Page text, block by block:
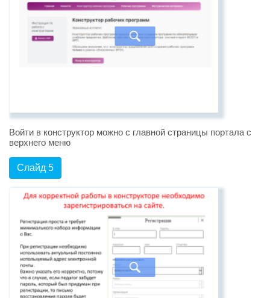
Войти в конструктор можно с главной страницы портала с
верхнего меню
Слайд 5